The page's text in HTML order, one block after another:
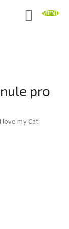
pro
I love my Cat